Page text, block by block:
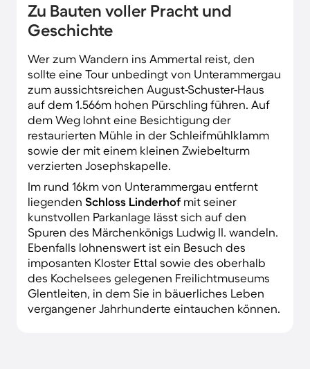
Zu Bauten voller Pracht und
Geschichte
Wer zum Wandern ins Ammertal reist, den
sollte eine Tour unbedingt von Unterammergau
zum aussichtsreichen August-Schuster-Haus
auf dem 1.566m hohen Pürschling führen. Auf
dem Weg lohnt eine Besichtigung der
restaurierten Mühle in der Schleifmühlklamm
sowie der mit einem kleinen Zwiebelturm
verzierten Josephskapelle.
Im rund 16km von Unterammergau entfernt
liegenden Schloss Linderhof mit seiner
kunstvollen Parkanlage lässt sich auf den
Spuren des Märchenkönigs Ludwig II. wandeln.
Ebenfalls lohnenswert ist ein Besuch des
imposanten Kloster Ettal sowie des oberhalb
des Kochelsees gelegenen Freilichtmuseums
Glentleiten, in dem Sie in bäuerliches Leben
vergangener Jahrhunderte eintauchen können.